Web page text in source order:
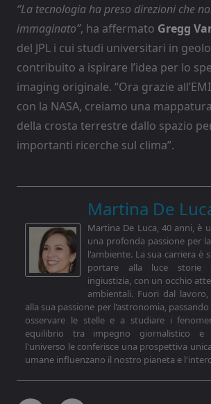
“La tecnologia ha preso direzioni che
immaginato”, ha affermato Gregg
del JPL i cui studi universitari in
contribuito a ispirare l’idea per lo
imaging originale. “Ora grazie
con la NASA, creiamo una
della crosta terrestre dallo spazio
importanti ricerche sul clima”.
Martina De
Martina De Luca, 40 anni, è
una profonda passione per
l'ambiente. La sua carriera è
portare alla luce storie
ingiustizia, con un occhio
ambientali. Fuori dal
alla sua passione per l'astronomia,
osservare le stelle e a studiare i
equilibrio tra impegno giornalistico e
l'universo le conferisce una prospettiva
umane influenzano il nostro pianeta e